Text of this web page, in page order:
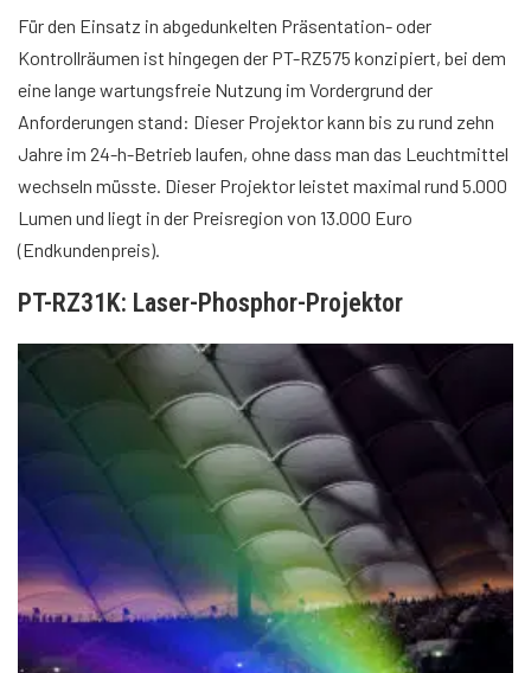
Für den Einsatz in abgedunkelten Präsentation- oder
Kontrollräumen ist hingegen der PT-RZ575 konzipiert, bei dem
eine lange wartungsfreie Nutzung im Vordergrund der
Anforderungen stand: Dieser Projektor kann bis zu rund zehn
Jahre im 24-h-Betrieb laufen, ohne dass man das Leuchtmittel
wechseln müsste. Dieser Projektor leistet maximal rund 5.000
Lumen und liegt in der Preisregion von 13.000 Euro
(Endkundenpreis).
PT-RZ31K: Laser-Phosphor-Projektor